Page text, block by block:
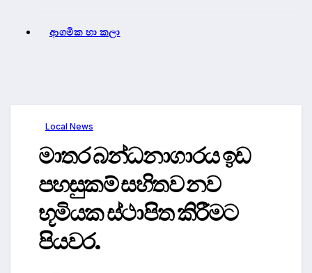
ආගමික හා කලා
Local News
මාතර බන්ධනාගාරය ඉඩ
පහසුකම් සහිතව නව
භූමියක ස්ථාපිත කිරීමට
පියවර.